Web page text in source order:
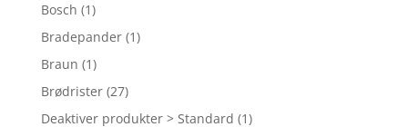
Bosch (1)
Bradepander (1)
Braun (1)
Brødrister (27)
Deaktiver produkter > Standard (1)